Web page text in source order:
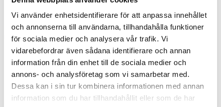
Vi använder enhetsidentifierare för att anpassa innehållet
och annonserna till användarna, tillhandahålla funktioner
för sociala medier och analysera vår trafik. Vi
vidarebefordrar även sådana identifierare och annan
information från din enhet till de sociala medier och
annons- och analysföretag som vi samarbetar med.
Dessa kan i sin tur kombinera informationen med annan
information som du har tillhandahållit eller som de har
Onboarding är en process för att säkerställa att alla nya
medarbetare får en likartad introduktion. Ansvaret för en lyckad
rekrytering och introduktion ligger normalt hos närmaste chef som
med hjälp av HR-avdelning säkerställer introduktionen av nya
medarbetare. En Workshop, som vänder sig till chefer med
sin modell för Onboarding.